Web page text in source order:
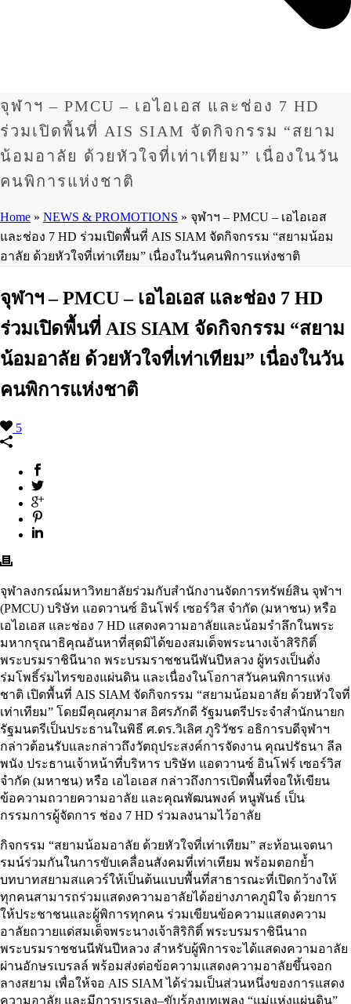
จุฬาฯ – PMCU – เอไอเอส และช่อง 7 HD
ร่วมเปิดพื้นที่ AIS SIAM จัดกิจกรรม “สยาม
น้อมอาลัย ด้วยหัวใจที่เท่าเทียม” เนื่องในวัน
คนพิการแห่งชาติ
Home » NEWS & PROMOTIONS » จุฬาฯ – PMCU – เอไอเอส
และช่อง 7 HD ร่วมเปิดพื้นที่ AIS SIAM จัดกิจกรรม “สยามน้อม
อาลัย ด้วยหัวใจที่เท่าเทียม” เนื่องในวันคนพิการแห่งชาติ
จุฬาฯ – PMCU – เอไอเอส และช่อง 7 HD
ร่วมเปิดพื้นที่ AIS SIAM จัดกิจกรรม “สยาม
น้อมอาลัย ด้วยหัวใจที่เท่าเทียม” เนื่องในวัน
คนพิการแห่งชาติ
5
จุฬาลงกรณ์มหาวิทยาลัยร่วมกับสำนักงานจัดการทรัพย์สิน จุฬาฯ
(PMCU) บริษัท แอดวานซ์ อินโฟร์ เซอร์วิส จำกัด (มหาชน) หรือ
เอไอเอส และช่อง 7 HD แสดงความอาลัยและน้อมรำลึกในพระ
มหากรุณาธิคุณอันหาที่สุดมิได้ของสมเด็จพระนางเจ้าสิริกิติ์
พระบรมราชินีนาถ พระบรมราชชนนีพันปีหลวง ผู้ทรงเป็นดั่ง
ร่มโพธิ์ร่มไทรของแผ่นดิน และเนื่องในโอกาสวันคนพิการแห่ง
ชาติ เปิดพื้นที่ AIS SIAM จัดกิจกรรม “สยามน้อมอาลัย ด้วยหัวใจที่
เท่าเทียม” โดยมีคุณศุภมาส อิศรภักดี รัฐมนตรีประจำสำนักนายก
รัฐมนตรีเป็นประธานในพิธี ศ.ดร.วิเลิศ ภูริวัชร อธิการบดีจุฬาฯ
กล่าวต้อนรับและกล่าวถึงวัตถุประสงค์การจัดงาน คุณปรัธนา ลีล
พนัง ประธานเจ้าหน้าที่บริหาร บริษัท แอดวานซ์ อินโฟร์ เซอร์วิส
จำกัด (มหาชน) หรือ เอไอเอส กล่าวถึงการเปิดพื้นที่จอให้เขียน
ข้อความถวายความอาลัย และคุณพัฒนพงค์ หนูพันธ์ เป็น
กรรมการผู้จัดการ ช่อง 7 HD ร่วมลงนามไว้อาลัย
กิจกรรม “สยามน้อมอาลัย ด้วยหัวใจที่เท่าเทียม” สะท้อนเจตนา
รมน์ร่วมกันในการขับเคลื่อนสังคมที่เท่าเทียม พร้อมตอกย้ำ
บทบาทสยามสแควร์ให้เป็นต้นแบบพื้นที่สาธารณะที่เปิดกว้างให้
ทุกคนสามารถร่วมแสดงความอาลัยได้อย่างภาคภูมิใจ ด้วยการ
ให้ประชาชนและผู้พิการทุกคน ร่วมเขียนข้อความแสดงความ
อาลัยถวายแด่สมเด็จพระนางเจ้าสิริกิติ์ พระบรมราชินีนาถ
พระบรมราชชนนีพันปีหลวง สำหรับผู้พิการจะได้แสดงความอาลัย
ผ่านอักษรเบรลล์ พร้อมส่งต่อข้อความแสดงความอาลัยขึ้นจอก
ลางสยาม เพื่อให้จอ AIS SIAM ได้ร่วมเป็นส่วนหนึ่งของการแสดง
ความอาลัย และมีการบรรเลง–ขับร้องบทเพลง “แม่แห่งแผ่นดิน”